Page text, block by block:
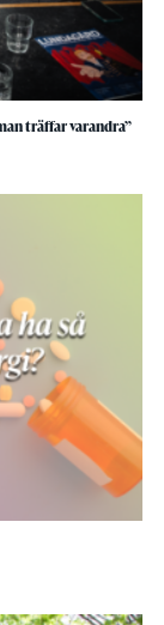
träffar varandra”